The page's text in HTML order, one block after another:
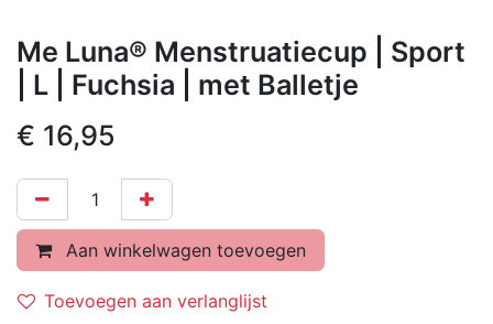
Me Luna® Menstruatiecup | Sport
| L | Fuchsia | met Balletje
€ 16,95
Aan winkelwagen toevoegen
Toevoegen aan verlanglijst